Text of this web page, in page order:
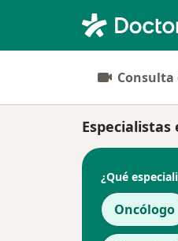
¿Qué
Oncólogo